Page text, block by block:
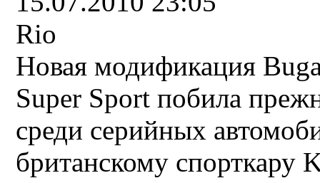
Rio
Новая модификация
Super Sport побила
среди серийных
британскому спорткару